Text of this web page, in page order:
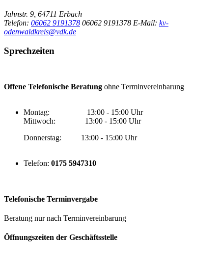
Jahnstr. 9, 64711 Erbach
Telefon: 06062 9191378 06062 9191378 E-Mail: kv-
odenwaldkreis@vdk.de
Sprechzeiten
Offene Telefonische Beratung ohne Terminvereinbarung
Montag: 13:00 - 15:00 Uhr
Mittwoch: 13:00 - 15:00 Uhr
Donnerstag: 13:00 - 15:00 Uhr
Telefon: 0175 5947310
Telefonische Terminvergabe
Beratung nur nach Terminvereinbarung
Öffnungszeiten der Geschäftsstelle